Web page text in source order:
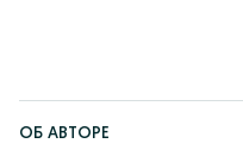
ва бошка хашоратларга
Ящерица
ОБ АВТОРЕ